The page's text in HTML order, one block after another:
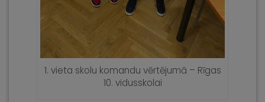
1. vieta skolu komandu vērtējumā – Rīgas
10. vidusskolai